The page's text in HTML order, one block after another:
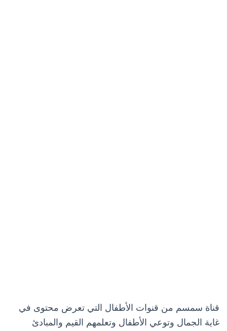
قناة سمسم من قنوات الأطفال التي تعرض محتوى في
غاية الجمال وتوعي الأطفال وتعلمهم القيم والمبادئ